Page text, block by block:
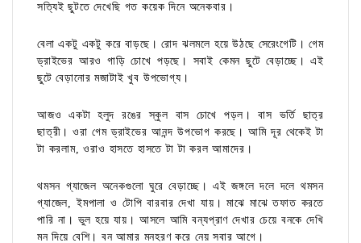
সত্যিই ছুটতে দেখেছি গত কয়েক দিনে অনেকবার।
বেলা একটু একটু করে বাড়ছে। রোদ ঝলমলে হয়ে উঠছে সেরেংগেটি। গেম
ড্রাইভের আরও গাড়ি চোখে পড়ছে। সবাই কেমন ছুটে বেড়াচ্ছে। এই
ছুটে বেড়ানোর মজাটাই খুব উপভোগ্য।
আজও একটা হলুদ রঙের স্কুল বাস চোখে পড়ল। বাস ভর্তি ছাত্র
ছাত্রী। ওরা গেম ড্রাইভের আনন্দ উপভোগ করছে। আমি দূর থেকেই টা
টা করলাম, ওরাও হাসতে হাসতে টা টা করল আমাদের।
থমসন গ্যাজেল অনেকগুলো ঘুরে বেড়াচ্ছে। এই জঙ্গলে দলে দলে থমসন
গ্যাজেল, ইমপালা ও টোপি বারবার দেখা যায়। মাঝে মাঝে তফাত করতে
পারি না। ভুল হয়ে যায়। আসলে আমি বন্যপ্রাণ দেখার চেয়ে বনকে দেখি
মন দিয়ে বেশি। বন আমার মনহরণ করে নেয় সবার আগে।